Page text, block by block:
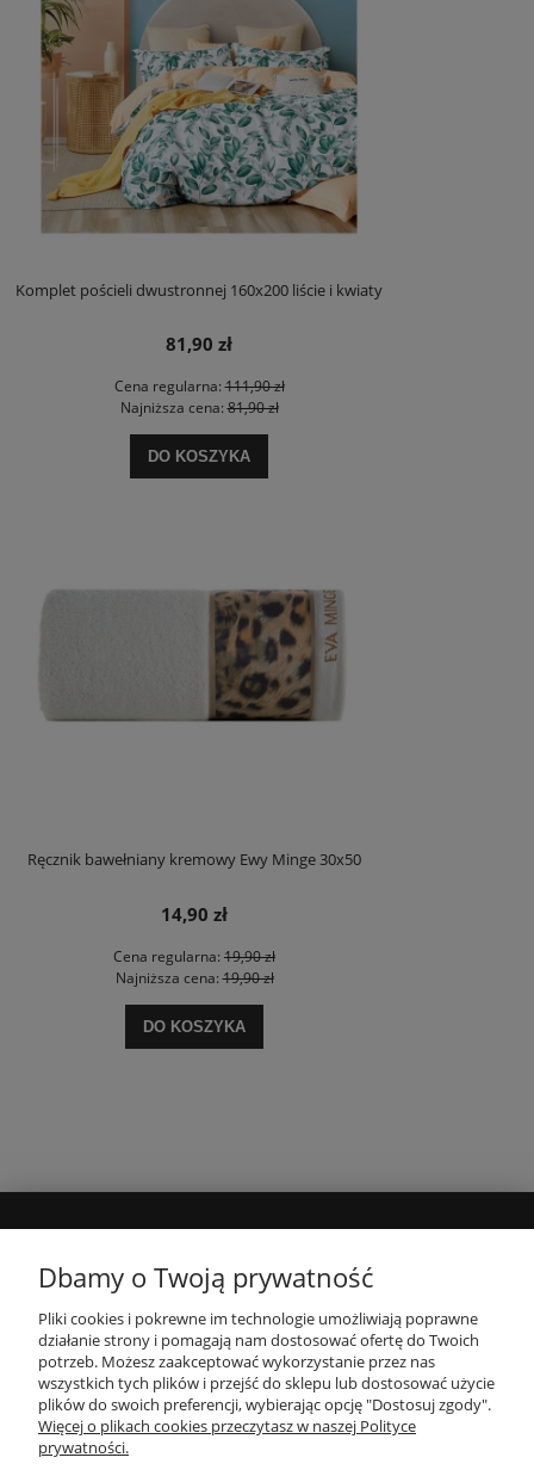
Komplet pościeli dwustronnej 160x200 liście i kwiaty
81,90 zł
Cena regularna:111,90 zł
Najniższa cena:81,90 zł
DO KOSZYKA
Ręcznik bawełniany kremowy Ewy Minge 30x50
14,90 zł
Cena regularna: 19,90 zł
Najniższa cena:19,90 zł
DO KOSZYKA
INFORMACJE
PŁATNOŚCI I DOSTAWA
Dbamy o Twoją prywatność
Pliki cookies i pokrewne im technologie umożliwiają poprawne
działanie strony i pomagają nam dostosować ofertę do Twoich
potrzeb. Możesz zaakceptować wykorzystanie przez nas
wszystkich tych plików i przejść do sklepu lub dostosować użycie
plików do swoich preferencji, wybierając opcję "Dostosuj zgody".
Więcej o plikach cookies przeczytasz w naszej Polityce
prywatności.